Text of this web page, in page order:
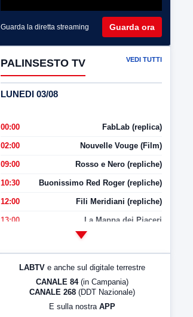
Guarda la diretta streaming Guarda ora
PALINSESTO TV VEDI TUTTI
LUNEDI 03/08
00:00 FabLab (replica)
02:00 Nouvelle Vouge (Film)
09:00 Rosso e Nero (repliche)
10:30 Buonissimo Red Roger (repliche)
12:00 Fili Meridiani (repliche)
13:00 La Mappa dei Piaceri
LabNews (Diretta)
LABTV e anche sul digitale terrestre
CANALE 84 (in Campania)
CANALE 268 (DDT Nazionale)
E sulla nostra APP